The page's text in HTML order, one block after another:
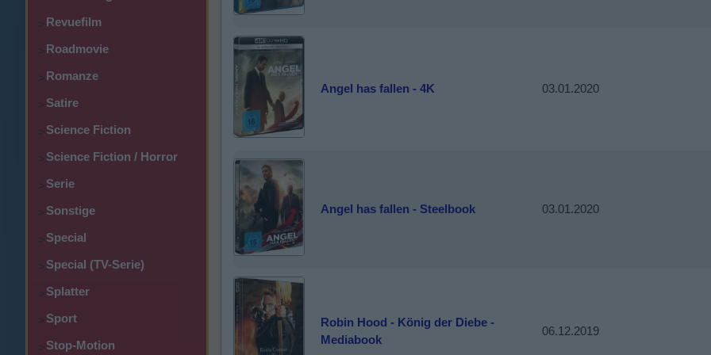
>Revuefilm
>Roadmovie
>Romanze
>Satire
>Science Fiction
>Science Fiction / Horror
>Serie
>Sonstige
>Special
>Special (TV-Serie)
>Splatter
>Sport
>Stop-Motion
Angel has fallen - 4K 03.01.2020
Angel has fallen - Steelbook 03.01.2020
Robin Hood - König der Diebe -
Mediabook
06.12.2019